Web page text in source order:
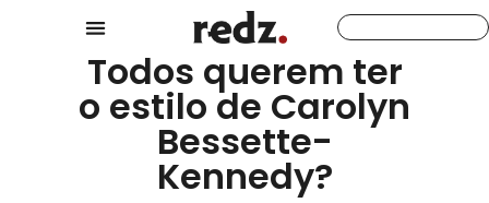
Todos querem ter
o estilo de Carolyn
Bessette-
Kennedy?